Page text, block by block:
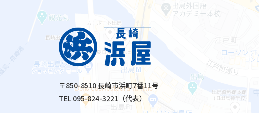
〒850-8510 長崎市浜町7番11号
TEL 095-824-3221（代表）